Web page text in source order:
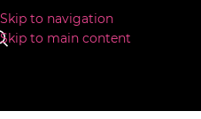
Skip to navigation
Skip to main content